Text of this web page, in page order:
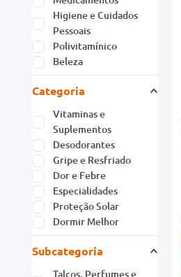
Higiene e Cuidados
Pessoais
Polivitamínico
Beleza
Categoria
Vitaminas e
Suplementos
Desodorantes
Gripe e Resfriado
Dor e Febre
Especialidades
Proteção Solar
Dormir Melhor
Subcategoria
Talcos, Perfumes e